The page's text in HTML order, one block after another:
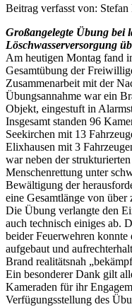
Beitrag verfasst von: Stefan
Großangelegte Übung bei
Löschwasserversorgung
Am heutigen Montag fand
Gesamtübung der
Zusammenarbeit mit der
Übungsannahme war ein
Objekt, eingestuft in
Insgesamt standen 96
Seekirchen mit 13
Elixhausen mit 3
war neben der
Menschenrettung unter
Bewältigung der
eine Gesamtlänge von
Die Übung verlangte den
auch technisch einiges ab.
beider Feuerwehren
aufgebaut und
Brand realitätsnah
Ein besonderer Dank gilt
Kameraden für ihr
Verfügungsstellung des